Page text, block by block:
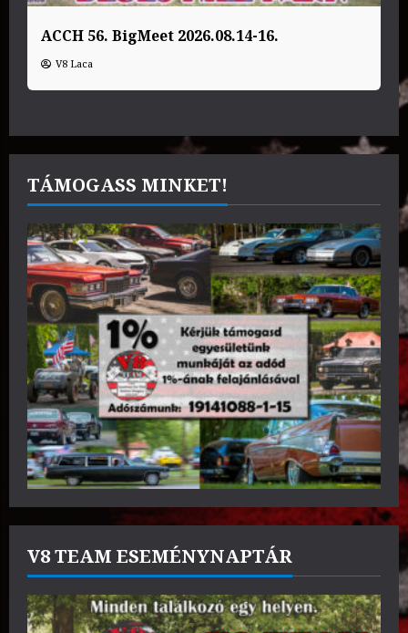
ACCH 56. BigMeet 2026.08.14-16.
V8 Laca
TÁMOGASS MINKET!
V8 TEAM ESEMÉNYNAPTÁR